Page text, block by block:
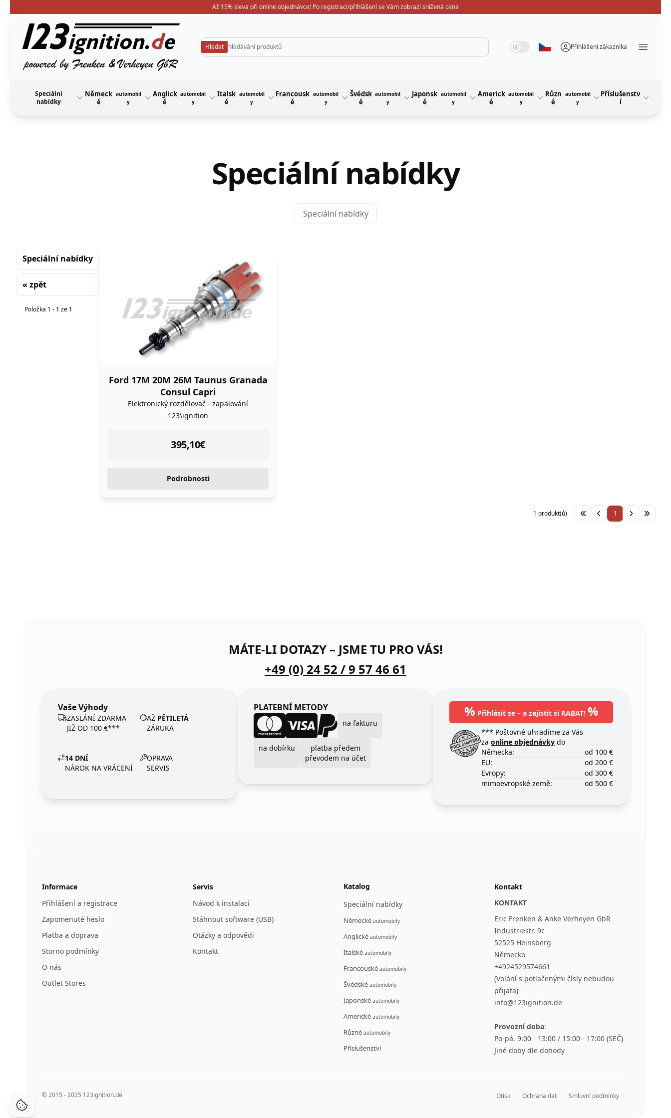
Až 15% sleva při online objednávce! Po registraci/přihlášení se Vám zobrazí snížená cena
123ignition
Systémový režim
Světelný režim
Tmavý režim
Vyberte jazykPřihlášení zákazníka Menü
Speciální
nabídky
Německ
é
automobil
y
Anglick
é
automobil
y
Italsk
é
automobil
y
Francousk
é
automobil
y
Švédsk
é
automobil
y
Japonsk
é
automobil
y
Americk
é
automobil
y
Různ
é
automobil
y
Příslušenstv
í
Speciální nabídky
Speciální nabídky
Speciální nabídky
« zpět
Řazení
Položka 1 - 1 ze 1
Ford 17M 20M 26M Taunus Granada
Consul Capri
Elektronický rozdělovač - zapalování
123\ignition
395,10€
instock
Podrobnosti
1
1 produkt(ů)
MÁTE-LI DOTAZY – JSME TU PRO VÁS!
+49 (0) 24 52 / 9 57 46 61
Vaše Výhody
ZASLÁNÍ ZDARMA
JIŽ OD 100 €***
AŽ PĚTILETÁ
ZÁRUKA
14 DNÍ
NÁROK NA VRÁCENÍ
OPRAVA
SERVIS
PLATEBNÍ METODY
na fakturu
na dobírku
platba předem
převodem na účet
% Přihlásit se – a zajistit si RABAT! %
*** Poštovné uhradíme za Vás
za online objednávky do
Německa:
od 100 €
EU:
od 200 €
Evropy:
od 300 €
mimoevropské země:
od 500 €
Informace
Přihlášení a registrace
Zapomenuté heslo
Platba a doprava
Storno podmínky
O nás
Outlet Stores
Servis
Návod k instalaci
Stáhnout software (USB)
Otázky a odpovědi
Kontakt
Katalog
Speciální nabídky
Německé automobily
Anglické automobily
Italské automobily
Francouské automobily
Švédské automobily
Japonské automobily
Americké automobily
Různé automobily
Příslušenství
Kontakt
KONTAKT
Eric Frenken & Anke Verheyen GbR
Industriestr. 9c
52525 Heinsberg
Německo
+4924529574661
(Volání s potlačenými čísly nebudou
přijata)
info@123ignition.de
Provozní doba:
Po-pá. 9:00 - 13:00 / 15:00 - 17:00 (SEČ)
Jiné doby dle dohody
Otisk Ochrana dat Smluvní podmínky
© 2015 - 2025 123ignition.de